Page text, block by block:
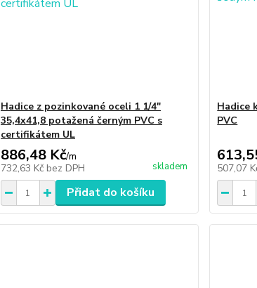
Hadice z pozinkované oceli 1 1/4"
35,4x41,8 potažená černým PVC s
certifikátem UL
886,48 Kč/m
732,63 Kč bez DPH skladem
Přidat do košíku
Hadice
PVC
507,07